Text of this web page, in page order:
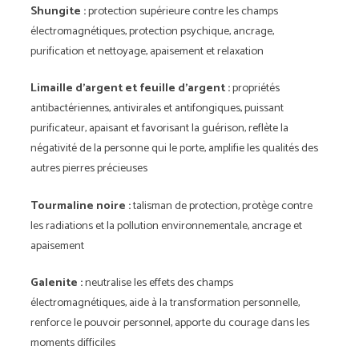
Shungite :protection supérieure contre les champs
électromagnétiques, protection psychique, ancrage,
purification et nettoyage, apaisement et relaxation
Limaille d'argent et feuille d'argent :propriétés
antibactériennes, antivirales et antifongiques, puissant
purificateur, apaisant et favorisant la guérison, reflète la
négativité de la personne qui le porte, amplifie les qualités des
autres pierres précieuses
Tourmaline noire :talisman de protection, protège contre
les radiations et la pollution environnementale, ancrage et
apaisement
Galenite :neutralise les effets des champs
électromagnétiques, aide à la transformation personnelle,
renforce le pouvoir personnel, apporte du courage dans les
moments difficiles